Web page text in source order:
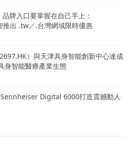
牌入口要掌握在自己手上：
出 .tw／.台灣網域限時優惠
）與天津具身智能創新中心達成
身智能醫療產業生態
Digital 6000打造震撼動人